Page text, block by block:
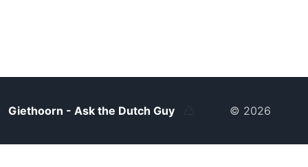
Giethoorn - Ask the Dutch Guy © 2026